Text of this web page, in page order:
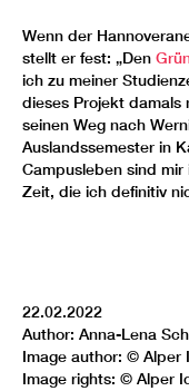
Wenn der
stellt er fest: „Den
ich zu meiner
dieses Projekt damals
seinen Weg nach
Auslandssemester in
Campusleben sind
Zeit, die ich definitiv
22.02.2022
Author: Anna-Lena
Image author: © Alper
Image rights: © Alper